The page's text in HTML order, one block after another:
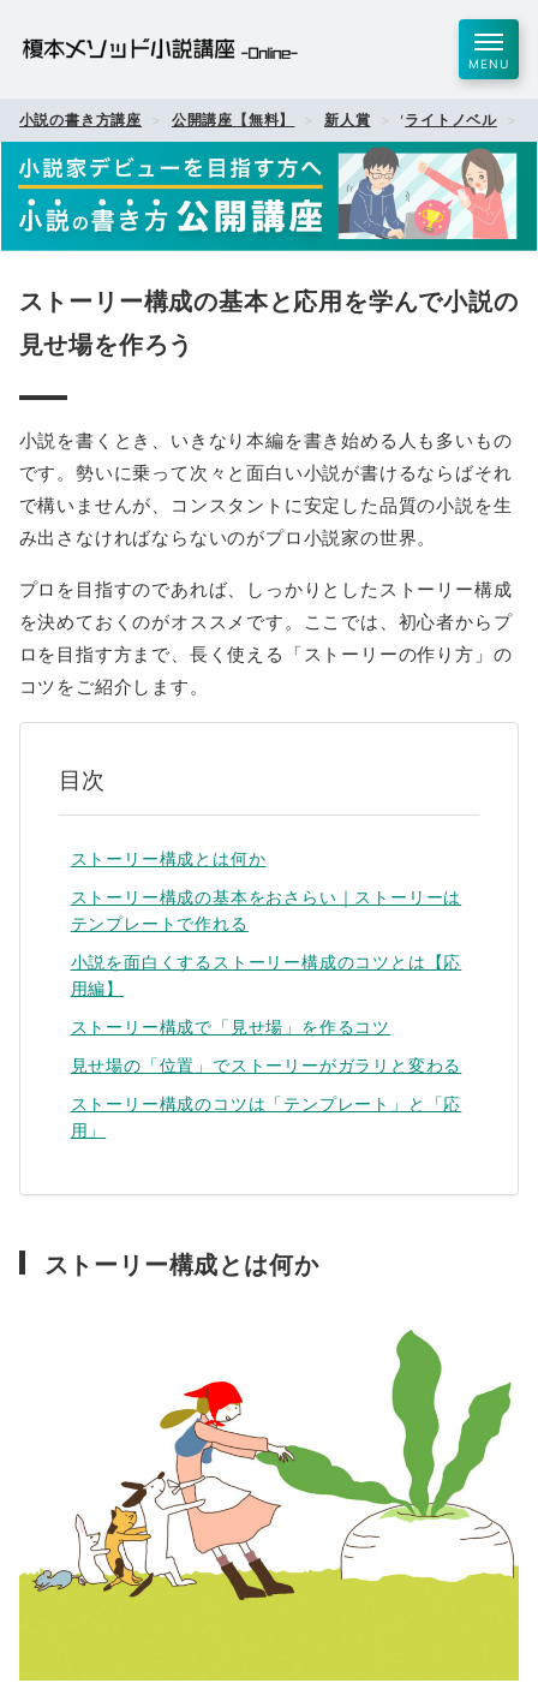
MENU
小説の書き方講座 公開講座【無料】 新人賞 ,ライトノベル
ストーリー構成の基本と応用を学んで小説の
見せ場を作ろう
小説を書くとき、いきなり本編を書き始める人も多いもの
です。勢いに乗って次々と面白い小説が書けるならばそれ
で構いませんが、コンスタントに安定した品質の小説を生
み出さなければならないのがプロ小説家の世界。
プロを目指すのであれば、しっかりとしたストーリー構成
を決めておくのがオススメです。ここでは、初心者からプ
ロを目指す方まで、長く使える「ストーリーの作り方」の
コツをご紹介します。
目次
ストーリー構成とは何か
ストーリー構成の基本をおさらい｜ストーリーは
テンプレートで作れる
小説を面白くするストーリー構成のコツとは【応
用編】
ストーリー構成で「見せ場」を作るコツ
見せ場の「位置」でストーリーがガラリと変わる
ストーリー構成のコツは「テンプレート」と「応
用」
ストーリー構成とは何か